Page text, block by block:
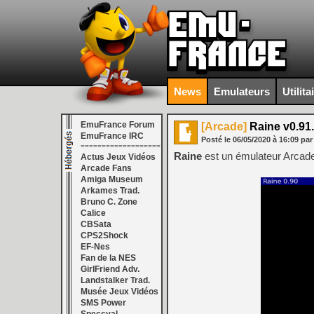
News Emulateurs
EmuFrance Forum
EmuFrance IRC
===================
Actus Jeux Vidéos
Arcade Fans
Amiga Museum
Arkames Trad.
Bruno C. Zone
Calice
CBSata
CPS2Shock
EF-Nes
Fan de la NES
GirlFriend Adv.
Landstalker Trad.
Musée Jeux Vidéos
SMS Power
[Arcade] Raine
Posté le 06/05/2020 à 16:09 par
Raine est un émulateur